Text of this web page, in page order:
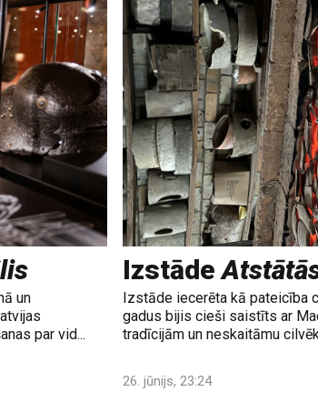
un
par vid...
Izstāde
Izstāde iecerēta kā pateicība
gadus bijis cieši saistīts ar
tradīcijām un neskaitāmu
26. jūnijs, 23:24